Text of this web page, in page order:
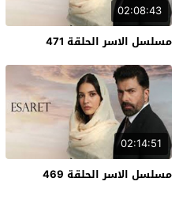
02:08:43
مسلسل الاسر الحلقة 471
02:14:51
مسلسل الاسر الحلقة 469